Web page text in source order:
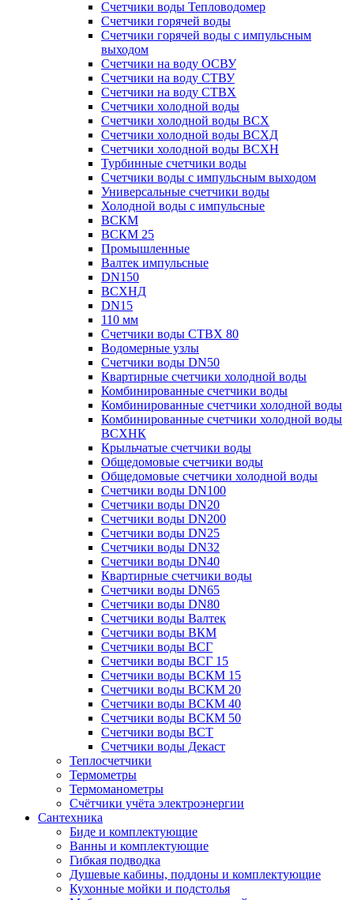
Счетчики воды Тепловодомер
Счетчики горячей воды
Счетчики горячей воды с импульсным
выходом
Счетчики на воду ОСВУ
Счетчики на воду СТВУ
Счетчики на воду СТВХ
Счетчики холодной воды
Счетчики холодной воды ВСХ
Счетчики холодной воды ВСХД
Счетчики холодной воды ВСХН
Турбинные счетчики воды
Счетчики воды с импульсным выходом
Универсальные счетчики воды
Холодной воды с импульсные
ВСКМ
ВСКМ 25
Промышленные
Валтек импульсные
DN150
ВСХНД
DN15
110 мм
Счетчики воды СТВХ 80
Водомерные узлы
Счетчики воды DN50
Квартирные счетчики холодной воды
Комбинированные счетчики воды
Комбинированные счетчики холодной воды
Комбинированные счетчики холодной воды
ВСХНК
Крыльчатые счетчики воды
Общедомовые счетчики воды
Общедомовые счетчики холодной воды
Счетчики воды DN100
Счетчики воды DN20
Счетчики воды DN200
Счетчики воды DN25
Счетчики воды DN32
Счетчики воды DN40
Квартирные счетчики воды
Счетчики воды DN65
Счетчики воды DN80
Счетчики воды Валтек
Счетчики воды ВКМ
Счетчики воды ВСГ
Счетчики воды ВСГ 15
Счетчики воды ВСКМ 15
Счетчики воды ВСКМ 20
Счетчики воды ВСКМ 40
Счетчики воды ВСКМ 50
Счетчики воды ВСТ
Счетчики воды Декаст
Теплосчетчики
Термометры
Термоманометры
Счётчики учёта электроэнергии
Сантехника
Биде и комплектующие
Ванны и комплектующие
Гибкая подводка
Душевые кабины, поддоны и комплектующие
Кухонные мойки и подстолья